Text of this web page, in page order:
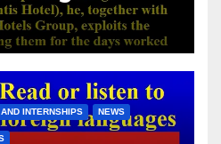
he, together
the Koullias
exploits the
paying
worked
INTERNSHIPS NEWS